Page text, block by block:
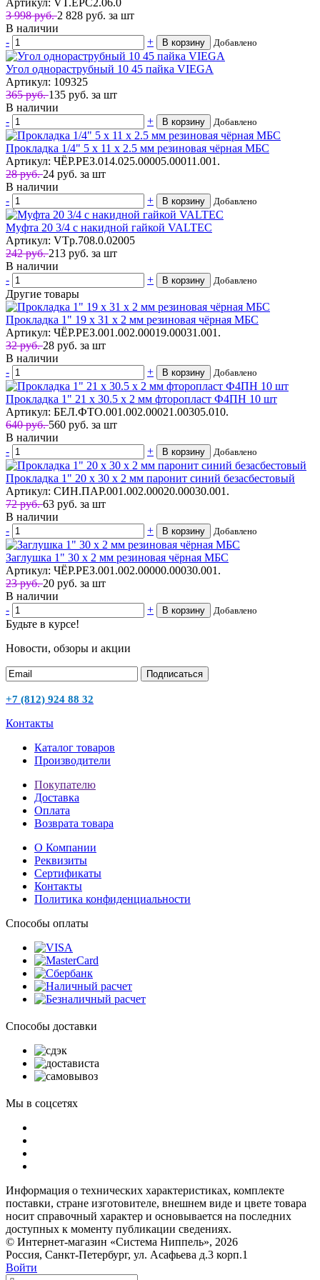
Артикул: VT.EPC2.06.0
3 998 руб.2 828 руб. за шт
В наличии
-
+ В корзину Добавлено
Угол однораструбный 10 45 пайка VIEGA
Артикул: 109325
365 руб.135 руб. за шт
В наличии
-
+ В корзину Добавлено
Прокладка 1/4" 5 х 11 х 2.5 мм резиновая чёрная МБС
Артикул: ЧЁР.РЕЗ.014.025.00005.00011.001.
28 руб.24 руб. за шт
В наличии
-
+ В корзину Добавлено
Муфта 20 3/4 с накидной гайкой VALTEC
Артикул: VTp.708.0.02005
242 руб.213 руб. за шт
В наличии
-
+ В корзину Добавлено
Другие товары
Прокладка 1" 19 х 31 х 2 мм резиновая чёрная МБС
Артикул: ЧЁР.РЕЗ.001.002.00019.00031.001.
32 руб.28 руб. за шт
В наличии
-
+ В корзину Добавлено
Прокладка 1" 21 х 30.5 х 2 мм фторопласт Ф4ПН 10 шт
Артикул: БЕЛ.ФТО.001.002.00021.00305.010.
640 руб.560 руб. за шт
В наличии
-
+ В корзину Добавлено
Прокладка 1" 20 х 30 х 2 мм паронит синий безасбестовый
Артикул: СИН.ПАР.001.002.00020.00030.001.
72 руб.63 руб. за шт
В наличии
-
+ В корзину Добавлено
Заглушка 1" 30 х 2 мм резиновая чёрная МБС
Артикул: ЧЁР.РЕЗ.001.002.00000.00030.001.
23 руб.20 руб. за шт
В наличии
-
+ В корзину Добавлено
Будьте в курсе!
Новости, обзоры и акции
Подписаться
+7 (812) 924 88 32
Контакты
Каталог товаров
Производители
Покупателю
Доставка
Оплата
Возврата товара
О Компании
Реквизиты
Сертификаты
Контакты
Политика конфиденциальности
Способы оплаты
Способы доставки
Мы в соцсетях
Информация о технических характеристиках, комплекте
поставки, стране изготовителе, внешнем виде и цвете товара
носит справочный характер и основывается на последних
доступных к моменту публикации сведениях.
© Интернет-магазин «Система Ниппель», 2026
Россия, Санкт-Петербург, ул. Асафьева д.3 корп.1
Войти